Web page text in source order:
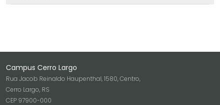
Campus Cerro Largo
Rua Jacob Reinaldo Haupenthal, 1580, Centro,
Cerro Largo, RS
CEP 97900-000